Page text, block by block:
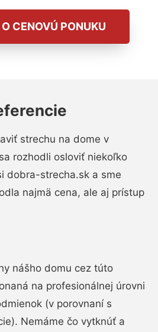
CENOVÚ PONUKU
strechu na dome v
rozhodli osloviť niekoľko
dobra-strecha.sk a sme
najmä cena, ale aj prístup
nášho domu cez túto
na profesionálnej úrovni
(v porovnaní s
Nemáme čo vytknúť a